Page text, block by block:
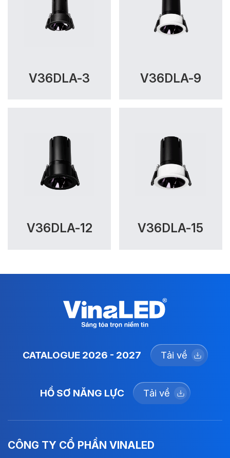
V36DLA-3 V36DLA-9
V36DLA-12 V36DLA-15
CATALOGUE 2026 - 2027 Tải về
HỒ SƠ NĂNG LỰC Tải về
CÔNG TY CỔ PHẦN VINALED